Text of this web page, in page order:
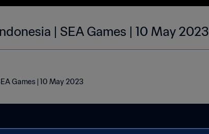
| SEA Games | 10 May 2023
Games | 10 May 2023